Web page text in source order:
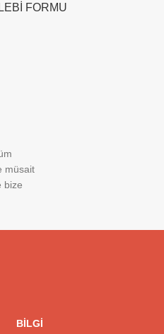
FORMU
müsait
bize
BİLGİ